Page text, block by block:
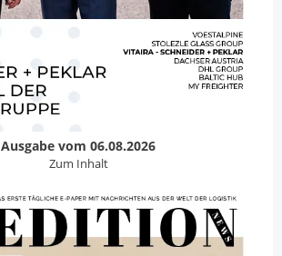
Ausgabe vom 06.08.2026
Zum Inhalt